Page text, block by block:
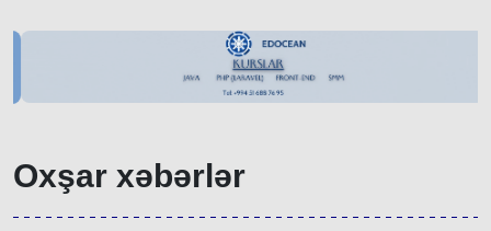
Oxşar xəbərlər